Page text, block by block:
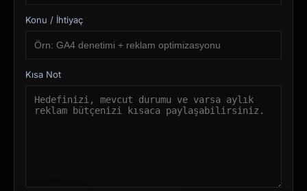
Konu / İhtiyaç
Kısa Not